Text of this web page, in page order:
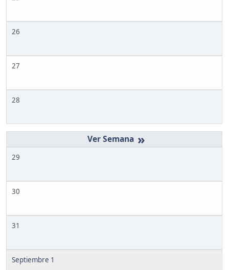
26
27
28
»
29
30
31
Septiembre 1